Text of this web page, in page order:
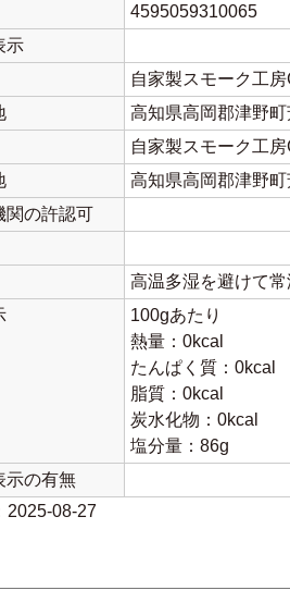
4595059310065
示
自家製スモーク工
高知県高岡郡津野
自家製スモーク工
高知県高岡郡津野
関の許認可
高温多湿を避けて
100gあたり
熱量：0kcal
たんぱく質：0kcal
脂質：0kcal
炭水化物：0kcal
塩分量：86g
示の有無
2025-08-27